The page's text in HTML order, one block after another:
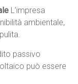
L’impresa
ambientale,
passivo
può essere